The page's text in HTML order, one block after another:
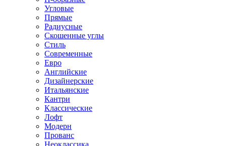
Угловые
Прямые
Радиусные
Скошенные углы
Стиль
Современные
Евро
Английские
Дизайнерские
Итальянские
Кантри
Классические
Лофт
Модерн
Прованс
Неоклассика